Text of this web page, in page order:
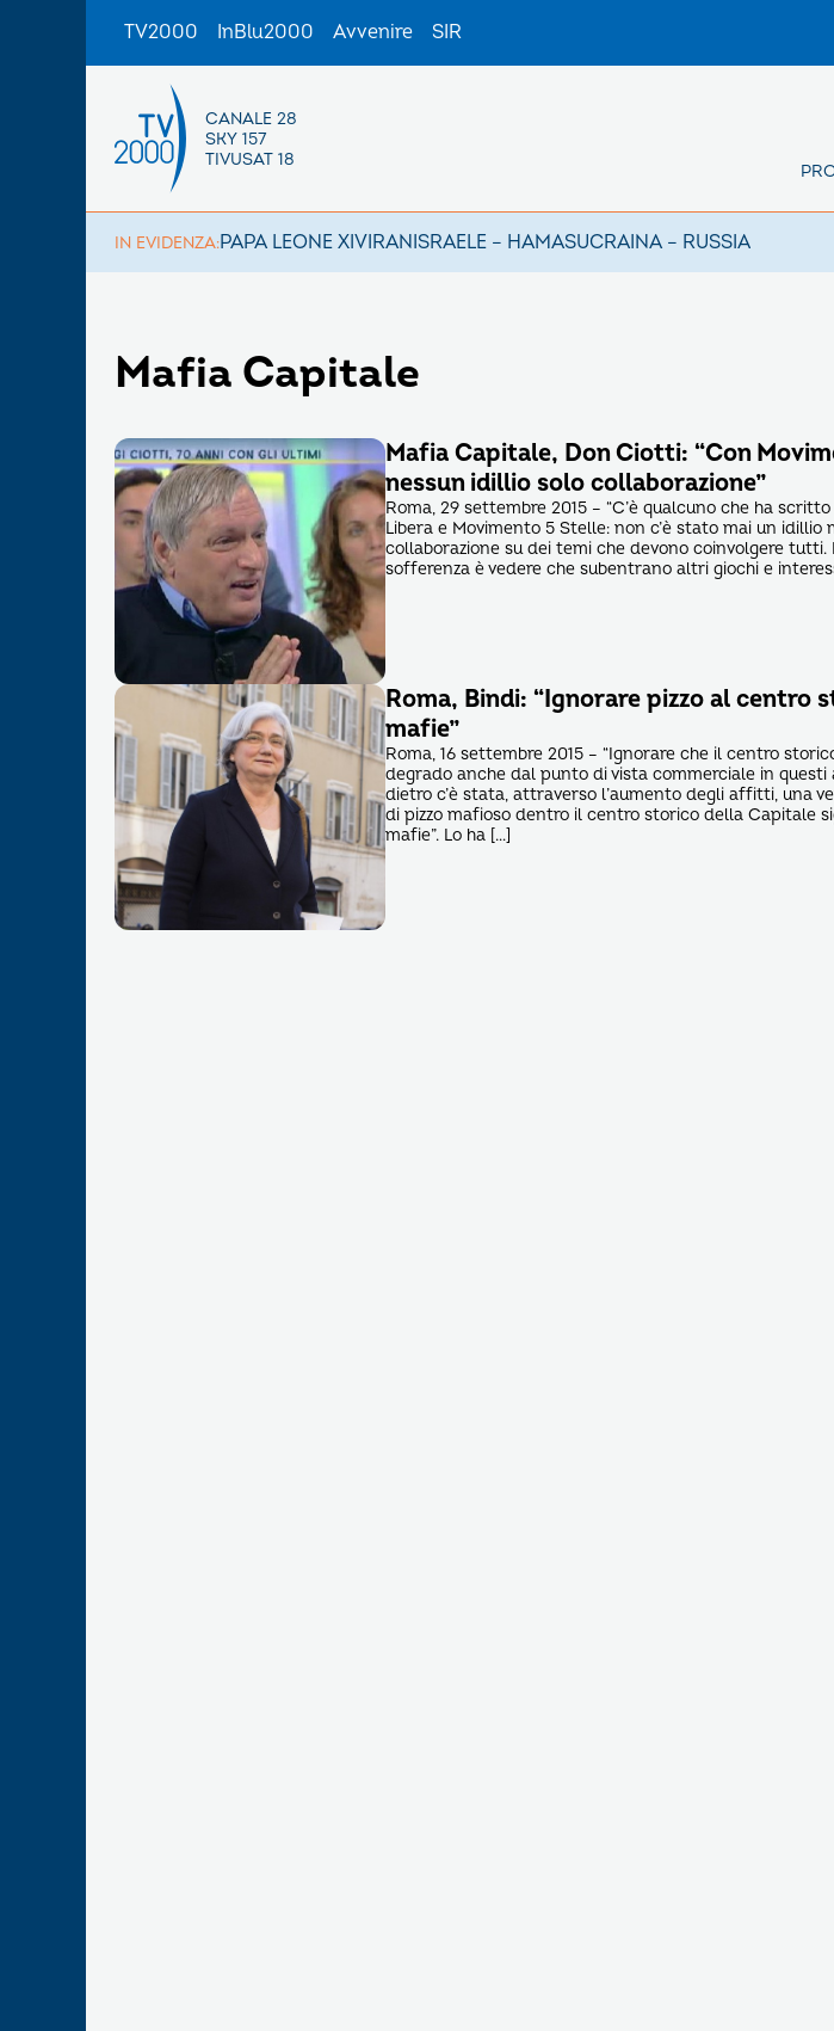
TV2000 InBlu2000 Avvenire SIR
CANALE 28
SKY 157
TIVUSAT 18
IN EVIDENZA:PAPA LEONE XIVIRANISRAELE – HAMASUCRAINA – RUSSIA
Mafia Capitale
Mafia Capitale, Don Ciotti: “Con
nessun idillio solo collaborazione”
Roma, 29 settembre 2015 – “C’è qualcuno che ha
Libera e Movimento 5 Stelle: non c’è stato mai un idillio
collaborazione su dei temi che devono coinvolgere tutti.
sofferenza è vedere che subentrano altri giochi e
Roma, Bindi: “Ignorare pizzo al centro
mafie”
Roma, 16 settembre 2015 – “Ignorare che il centro
degrado anche dal punto di vista commerciale in questi
dietro c’è stata, attraverso l’aumento degli affitti, una
di pizzo mafioso dentro il centro storico della Capitale
mafie”. Lo ha […]